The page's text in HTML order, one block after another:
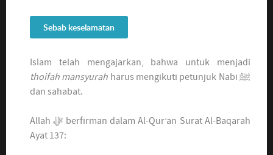
Sebab keselamatan
Islam telah mengajarkan, bahwa untuk menjadi
thoifah mansyurah harus mengikuti petunjuk Nabi ﷺ
dan sahabat.
Allah ﷻ berfirman dalam Al-Qur’an Surat Al-Baqarah
Ayat 137: